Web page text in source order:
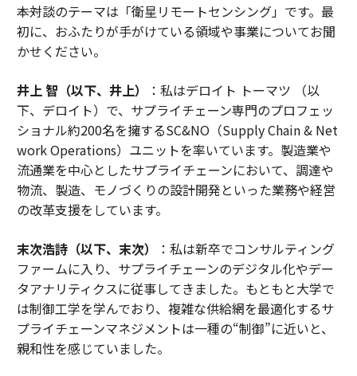
――本対談のテーマは「衛星リモートセンシング」です。最
初に、おふたりが手がけている領域や事業についてお聞
かせください。
井上 智（以下、井上）
：私はデロイト トーマツ （以
下、デロイト）で、サプライチェーン専門のプロフェッ
ショナル約200名を擁するSC&NO（Supply Chain & Net
work Operations）ユニットを率いています。製造業や
流通業を中心としたサプライチェーンにおいて、調達や
物流、製造、モノづくりの設計開発といった業務や経営
の改革支援をしています。
末次浩詩（以下、末次）
：私は新卒でコンサルティング
ファームに入り、サプライチェーンのデジタル化やデー
タアナリティクスに従事してきました。もともと大学で
は制御工学を学んでおり、複雑な供給網を最適化するサ
プライチェーンマネジメントは一種の“制御”に近いと、
親和性を感じていました。